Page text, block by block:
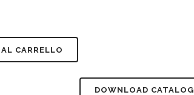
CARRELLO
DOWNLOAD CATALOG